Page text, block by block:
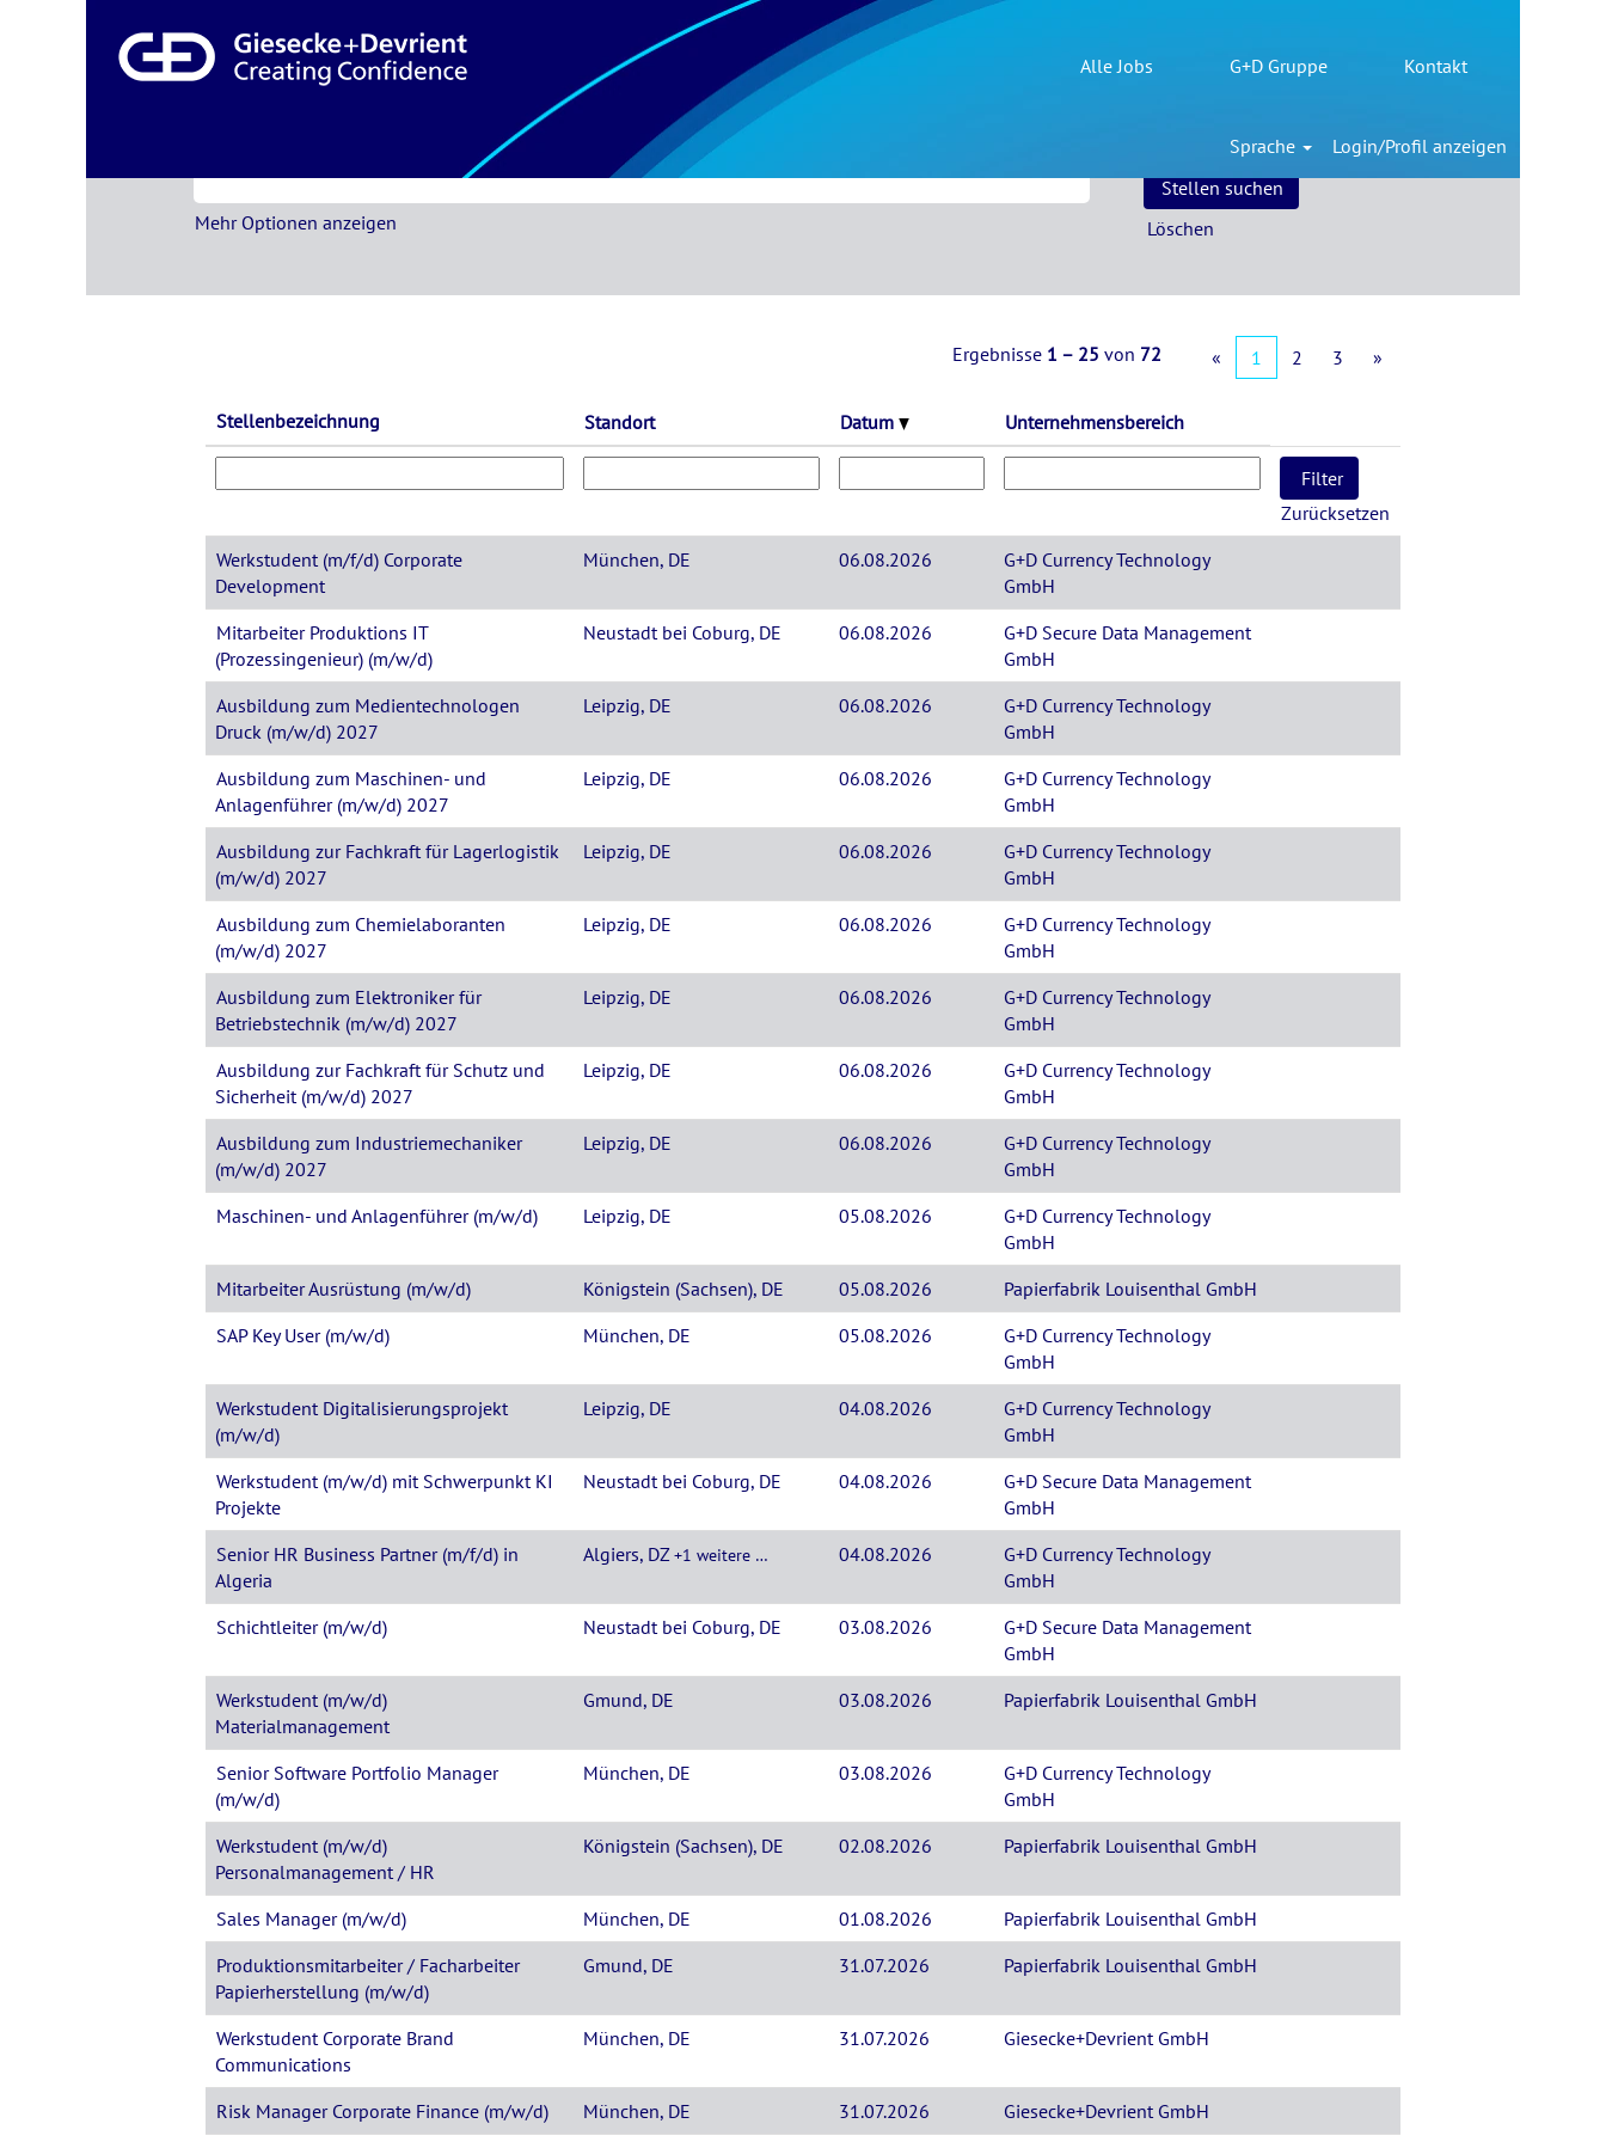
Alle Jobs G+D Gruppe Kontakt
Sprache Login/Profil anzeigen
Suchergebnisse für"".
Mehr Optionen anzeigen Löschen
Ergebnisse 1 – 25 von 72 « 1 2 3 »
Stellenbezeichnung Standort Datum Unternehmensbereich
Zurücksetzen
Werkstudent (m/f/d) Corporate
Development
München, DE 06.08.2026
G+D Currency Technology
GmbH
Mitarbeiter Produktions IT
(Prozessingenieur) (m/w/d)
Neustadt bei Coburg, DE 06.08.2026
G+D Secure Data Management
GmbH
Ausbildung zum Medientechnologen
Druck (m/w/d) 2027
Leipzig, DE 06.08.2026
G+D Currency Technology
GmbH
Ausbildung zum Maschinen- und
Anlagenführer (m/w/d) 2027
Leipzig, DE 06.08.2026
G+D Currency Technology
GmbH
Ausbildung zur Fachkraft für Lagerlogistik
(m/w/d) 2027
Leipzig, DE 06.08.2026
G+D Currency Technology
GmbH
Ausbildung zum Chemielaboranten
(m/w/d) 2027
Leipzig, DE 06.08.2026
G+D Currency Technology
GmbH
Ausbildung zum Elektroniker für
Betriebstechnik (m/w/d) 2027
Leipzig, DE 06.08.2026
G+D Currency Technology
GmbH
Ausbildung zur Fachkraft für Schutz und
Sicherheit (m/w/d) 2027
Leipzig, DE 06.08.2026
G+D Currency Technology
GmbH
Ausbildung zum Industriemechaniker
(m/w/d) 2027
Leipzig, DE 06.08.2026
G+D Currency Technology
GmbH
Maschinen- und Anlagenführer (m/w/d)
Leipzig, DE 05.08.2026
G+D Currency Technology
GmbH
Mitarbeiter Ausrüstung (m/w/d)
Königstein (Sachsen), DE 05.08.2026
Papierfabrik Louisenthal GmbH
SAP Key User (m/w/d)
München, DE 05.08.2026
G+D Currency Technology
GmbH
Werkstudent Digitalisierungsprojekt
(m/w/d)
Leipzig, DE 04.08.2026
G+D Currency Technology
GmbH
Werkstudent (m/w/d) mit Schwerpunkt KI
Projekte
Neustadt bei Coburg, DE 04.08.2026
G+D Secure Data Management
GmbH
Senior HR Business Partner (m/f/d) in
Algeria
Algiers, DZ+1 weitere … 04.08.2026
G+D Currency Technology
GmbH
Schichtleiter (m/w/d)
Neustadt bei Coburg, DE 03.08.2026
G+D Secure Data Management
GmbH
Werkstudent (m/w/d)
Materialmanagement
Gmund, DE 03.08.2026 Papierfabrik Louisenthal GmbH
Senior Software Portfolio Manager
(m/w/d)
München, DE 03.08.2026
G+D Currency Technology
GmbH
Werkstudent (m/w/d)
Personalmanagement / HR
Königstein (Sachsen), DE 02.08.2026 Papierfabrik Louisenthal GmbH
Sales Manager (m/w/d) München, DE 01.08.2026
Papierfabrik Louisenthal GmbH
Produktionsmitarbeiter / Facharbeiter
Papierherstellung (m/w/d)
Gmund, DE 31.07.2026 Papierfabrik Louisenthal GmbH
Werkstudent Corporate Brand
Communications
München, DE 31.07.2026 Giesecke+Devrient GmbH
Risk Manager Corporate Finance (m/w/d) München, DE 31.07.2026 Giesecke+Devrient GmbH